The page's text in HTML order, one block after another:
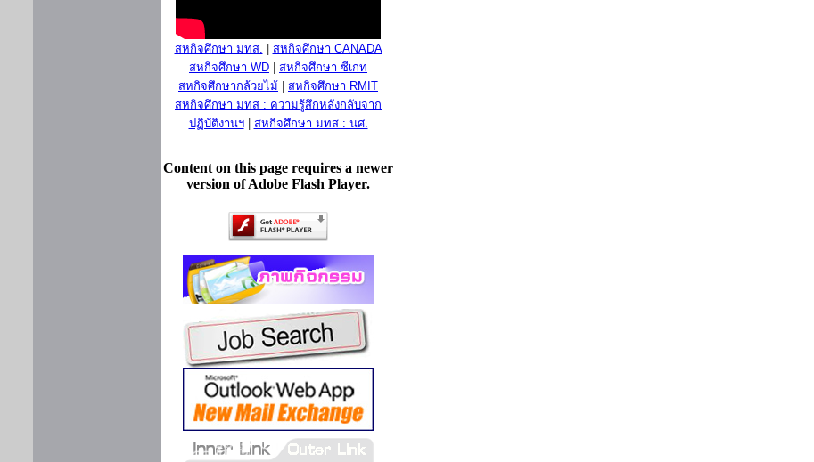
สหกิจศึกษา มทส.
สหกิจศึกษา CANADA
สหกิจศึกษา WD
สหกิจศึกษา ซีเกท
สหกิจศึกษากล้วยไม้
สหกิจศึกษา RMIT
สหกิจศึกษา มทส : ความรู้สึกหลังกลับจาก
ปฏิบัติงานฯ| สหกิจศึกษา มทส : นศ.
Content on this page requires a newer
version of Adobe Flash Player.